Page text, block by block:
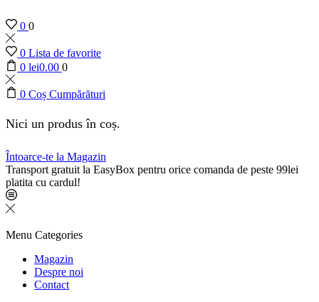
0 0
0 Lista de favorite
0 lei0.00 0
0 Coș Cumpărături
Nici un produs în coș.
Întoarce-te la Magazin
Transport gratuit la EasyBox pentru orice comanda de peste 99lei
platita cu cardul!
Menu Categories
Magazin
Despre noi
Contact